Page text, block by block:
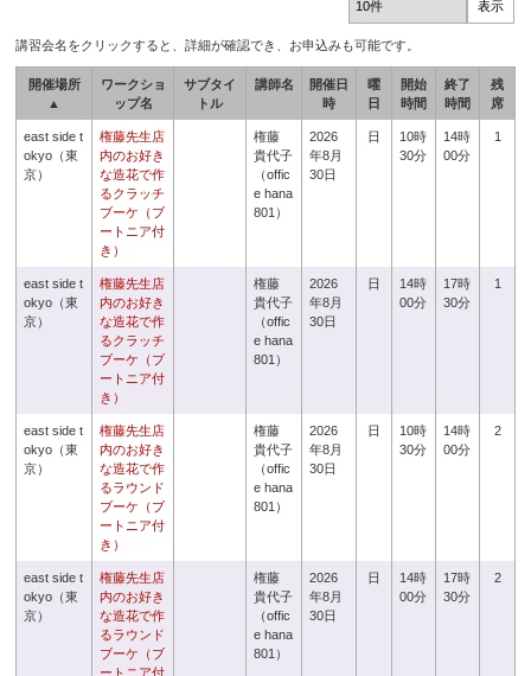
講習会名をクリックすると、詳細が確認でき、お申込みも可能です。
開催場所
▲
ワークショ
ップ名
サブタイ
トル
講師名
開催日
時
曜
日
開始
時間
終了
時間
残
席
east side t
okyo（東
京）
権藤先生店
内のお好き
な造花で作
るクラッチ
ブーケ（ブ
ートニア付
き）
権藤
貴代子
（offic
e hana
801）
2026
年8月
30日
日
10時
30分
14時
00分
1
east side t
okyo（東
京）
権藤先生店
内のお好き
な造花で作
るクラッチ
ブーケ（ブ
ートニア付
き）
権藤
貴代子
（offic
e hana
801）
2026
年8月
30日
日
14時
00分
17時
30分
1
east side t
okyo（東
京）
権藤先生店
内のお好き
な造花で作
るラウンド
ブーケ（ブ
ートニア付
き）
権藤
貴代子
（offic
e hana
801）
2026
年8月
30日
日
10時
30分
14時
00分
2
east side t
okyo（東
京）
権藤先生店
内のお好き
な造花で作
るラウンド
ブーケ（ブ
ートニア付
権藤
貴代子
（offic
e hana
801）
2026
年8月
30日
日
14時
00分
17時
30分
2